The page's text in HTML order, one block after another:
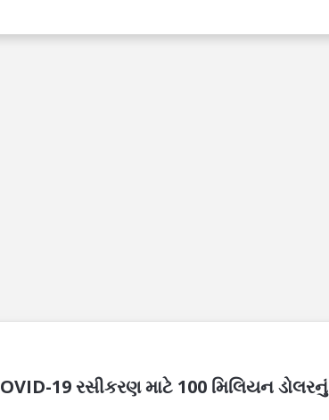
19 રસીકરણ માટે 100 મિલિયન ડોલરનું